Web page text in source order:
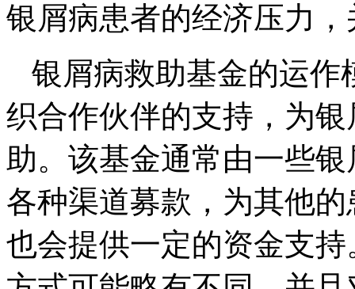
银屑病患者的经济压力
银屑病救助基金的运作
织合作伙伴的支持，为
助。该基金通常由一些
各种渠道募款，为其他
也会提供一定的资金支